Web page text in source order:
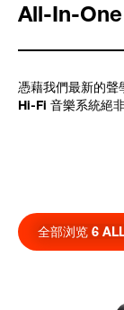
All-In-
憑藉我們最新的聲
Hi-Fi 音樂系統絕非
全部浏览 6